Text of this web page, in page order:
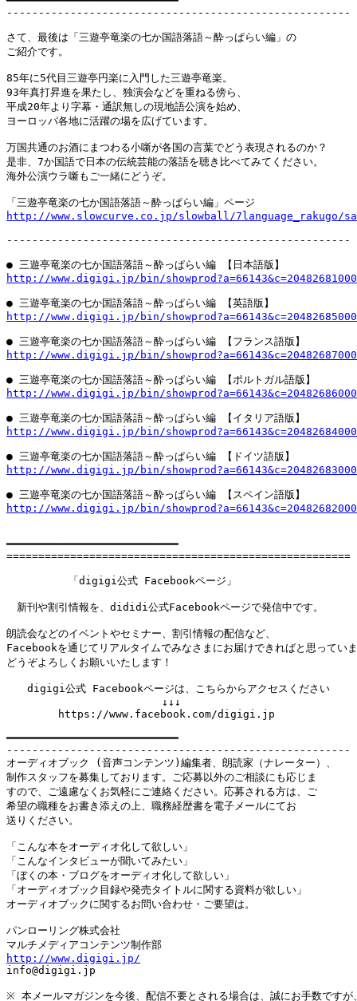
------------------------------------------------------
さて、最後は「三遊亭竜楽の七か国語落語～酔っぱらい編」の
ご紹介です。
85年に5代目三遊亭円楽に入門した三遊亭竜楽。
93年真打昇進を果たし、独演会などを重ねる傍ら、
平成20年より字幕・通訳無しの現地語公演を始め、
ヨーロッパ各地に活躍の場を広げています。
万国共通のお酒にまつわる小噺が各国の言葉でどう表現されるのか？
是非、7か国語で日本の伝統芸能の落語を聴き比べてみてください。
海外公演ウラ噺もご一緒にどうぞ。
http://www.slowcurve.co.jp/slowball/7language_rakugo/
------------------------------------------------------
http://www.digigi.jp/bin/
http://www.digigi.jp/bin/
http://www.digigi.jp/bin/
http://www.digigi.jp/bin/
http://www.digigi.jp/bin/
http://www.digigi.jp/bin/
http://www.digigi.jp/bin/
━━━━━━━━━━━━━━━━━━━━━━━━━━━
======================================================
「digigi公式 Facebookページ」
新刊や割引情報を、dididi公式Facebookページで発信中です。
朗読会などのイベントやセミナー、割引情報の配信など、
Facebookを通じてリアルタイムでみなさまにお届けできればと思ってい
どうぞよろしくお願いいたします！
digigi公式 Facebookページは、こちらからアクセスください
↓↓↓
https://www.facebook.com/digigi.jp
━━━━━━━━━━━━━━━━━━━━━━━━━━━
------------------------------------------------------
オーディオブック (音声コンテンツ)編集者、朗読家（ナレーター）、
制作スタッフを募集しております。ご応募以外のご相談にも応じま
すので、ご遠慮なくお気軽にご連絡ください。応募される方は、ご
希望の職種をお書き添えの上、職務経歴書を電子メールにてお
送りください。
「こんな本をオーディオ化して欲しい」
「こんなインタビューが聞いてみたい」
「ぼくの本・ブログをオーディオ化して欲しい」
「オーディオブック目録や発売タイトルに関する資料が欲しい」
オーディオブックに関するお問い合わせ・ご要望は。
パンローリング株式会社
http://www.digigi.jp/
info@digigi.jp